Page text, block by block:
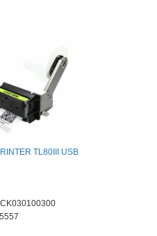
TL80III USB